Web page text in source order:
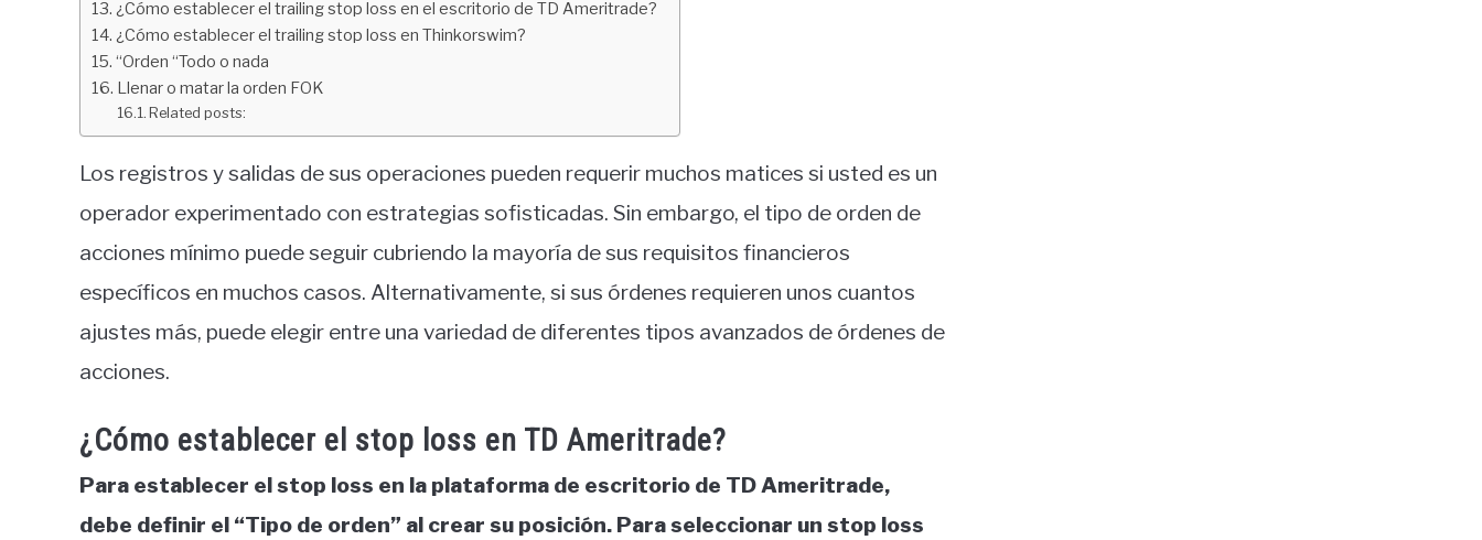
¿Cómo establecer el trailing stop loss en el escritorio de TD Ameritrade?
¿Cómo establecer el trailing stop loss en Thinkorswim?
“Orden “Todo o nada
Llenar o matar la orden FOK
Related posts:
Los registros y salidas de sus operaciones pueden requerir muchos matices si usted es un
operador experimentado con estrategias sofisticadas. Sin embargo, el tipo de orden de
acciones mínimo puede seguir cubriendo la mayoría de sus requisitos financieros
específicos en muchos casos. Alternativamente, si sus órdenes requieren unos cuantos
ajustes más, puede elegir entre una variedad de diferentes tipos avanzados de órdenes de
acciones.
¿Cómo establecer el stop loss en TD Ameritrade?
Para establecer el stop loss en la plataforma de escritorio de TD Ameritrade,
debe definir el “Tipo de orden” al crear su posición. Para seleccionar un stop loss